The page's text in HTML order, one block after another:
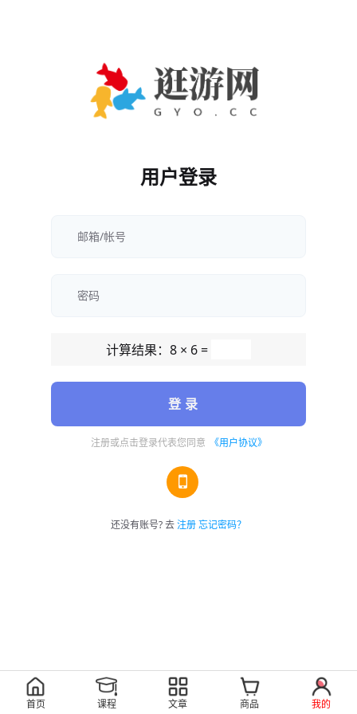
用户登录
计算结果：8 × 6 =
登 录
注册或点击登录代表您同意 《用户协议》
还没有账号? 去注册忘记密码？
首页 课程 文章 商品 我的